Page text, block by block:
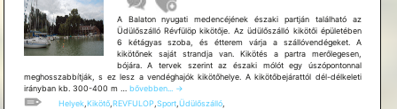
A Balaton nyugati medencéjének északi partján található az
Üdülőszálló Révfülöp kikötője. Az üdülőszálló kikötői épületében
6 kétágyas szoba, és étterem várja a szállóvendégeket. A
kikötőnek saját strandja van. Kikötés a partra merőlegesen,
bójára. A tervek szerint az északi mólót egy úszópontonnal
meghosszabbítják, s ez lesz a vendéghajók kikötőhelye. A kikötőbejárattól dél-délkeleti
irányban kb. 300-400 m … Üdülőszálló
kikötője
bővebben...
→
Helyek, Kikötő, REVFULOP, Sport, Üdülőszálló,